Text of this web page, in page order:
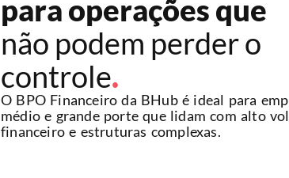
para operações que
não podem perder o
controle.
O BPO Financeiro da BHub é ideal para
médio e grande porte que lidam com alto
financeiro e estruturas complexas.